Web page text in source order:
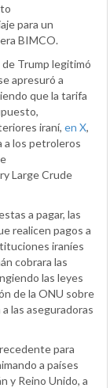
para un
BIMCO.
de Trump legitimó
apresuró a
que la tarifa
iraní, en X,
a los petroleros
Large Crude
a pagar, las
realicen pagos a
iraníes
cobrara las
las leyes
de la ONU sobre
las aseguradoras
para
a países
y Reino Unido, a